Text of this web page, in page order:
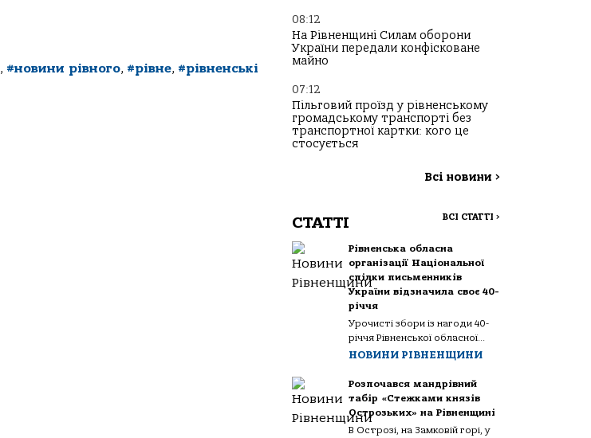
, #новини рівного, #рівне, #рівненські
08:12
На Рівненщині Силам оборони
України передали конфісковане
майно
07:12
Пільговий проїзд у рівненському
громадському транспорті без
транспортної картки: кого це
стосується
Всі новини >
СТАТТІ ВСІ СТАТТІ >
Рівненська обласна
організації Національної
спілки письменників
України відзначила своє 40-
річчя
Урочисті збори із нагоди 40-
річчя Рівненської обласної...
НОВИНИ РІВНЕНЩИНИ
Розпочався мандрівний
табір «Стежками князів
Острозьких» на Рівненщині
В Острозі, на Замковій горі, у